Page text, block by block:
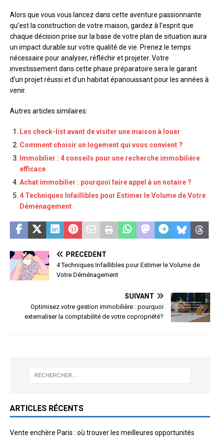
Alors que vous vous lancez dans cette aventure passionnante
qu’est la construction de votre maison, gardez à l’esprit que
chaque décision prise sur la base de votre plan de situation aura
un impact durable sur votre qualité de vie. Prenez le temps
nécessaire pour analyser, réfléchir et projeter. Votre
investissement dans cette phase préparatoire sera le garant
d’un projet réussi et d’un habitat épanouissant pour les années à
venir.
Autres articles similaires:
Les check-list avant de visiter une maison à louer
Comment choisir un logement qui vous convient ?
Immobilier : 4 conseils pour une recherche immobilière
efficace
Achat immobilier : pourquoi faire appel à un notaire ?
4 Techniques Infaillibles pour Estimer le Volume de Votre
Déménagement
PRÉCÉDENT
4 Techniques Infaillibles pour Estimer le Volume de
Votre Déménagement
SUIVANT
Optimisez votre gestion immobilière : pourquoi
externaliser la comptabilité de votre copropriété?
ARTICLES RÉCENTS
Vente enchère Paris : où trouver les meilleures opportunités